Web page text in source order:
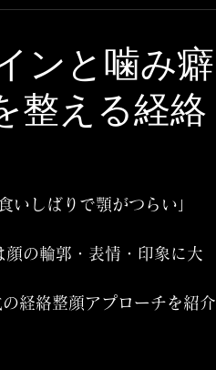
ンと噛み癖
整える経絡
いしばりで顎がつらい」
の輪郭・表情・印象に大
経絡整顔アプローチを紹介